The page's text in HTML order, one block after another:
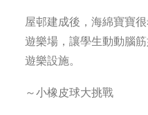
屋邨建成後，海綿寶寶
遊樂場，讓學生動動腦
遊樂設施。
～小橡皮球大挑戰